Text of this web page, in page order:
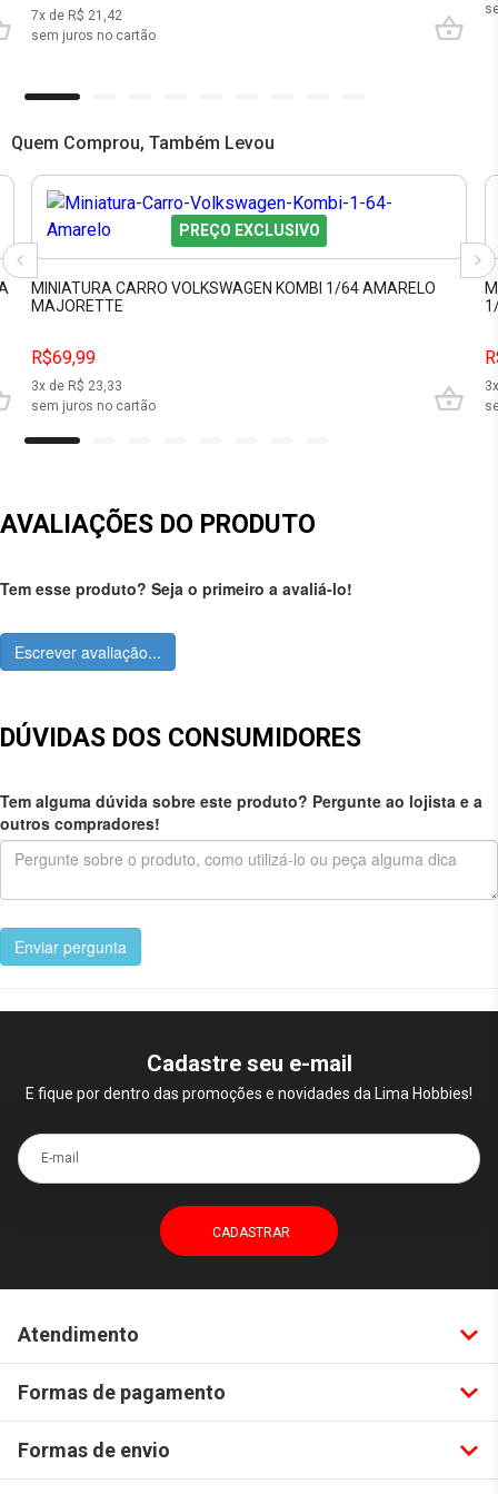
7x de R$ 21,42
sem juros no cartão
Quem Comprou, Também Levou
PREÇO EXCLUSIVO
MINIATURA CARRO VOLKSWAGEN KOMBI 1/64 AMARELO
MAJORETTE
R$69,99
3x de R$ 23,33
sem juros no cartão
3
AVALIAÇÕES DO PRODUTO
Tem esse produto? Seja o primeiro a avaliá-lo!
Escrever avaliação...
DÚVIDAS DOS CONSUMIDORES
Tem alguma dúvida sobre este produto? Pergunte ao lojista e a
outros compradores!
Enviar pergunta
Cadastre seu e-mail
E fique por dentro das promoções e novidades da Lima Hobbies!
E-mail
Atendimento
Formas de pagamento
Formas de envio